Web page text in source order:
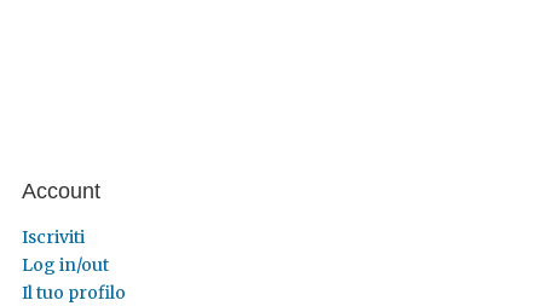
Account
Iscriviti
Log in/out
Il tuo profilo